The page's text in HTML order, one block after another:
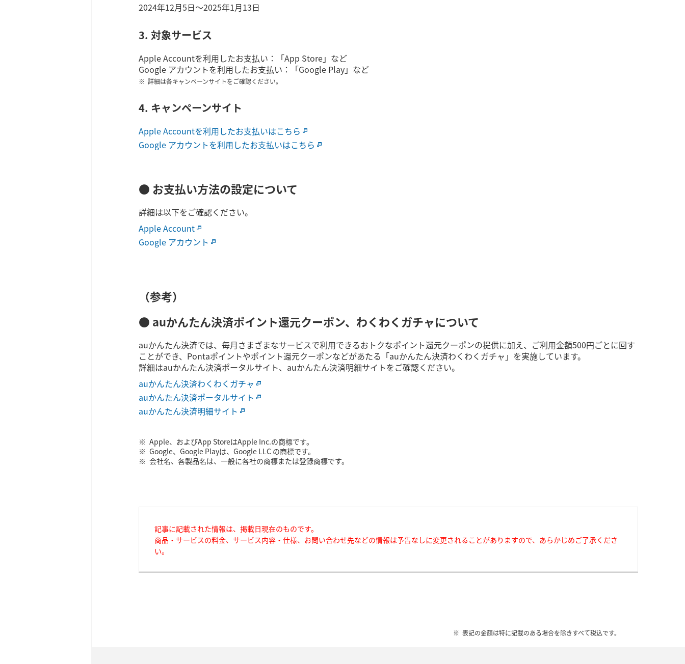
2024年12月5日～2025年1月13日
3. 対象サービス
Apple Accountを利用したお支払い：「App Store」など
Google アカウントを利用したお支払い：「Google Play」など
詳細は各キャンペーンサイトをご確認ください。
4. キャンペーンサイト
Apple Accountを利用したお支払いはこちら
Google アカウントを利用したお支払いはこちら
● お支払い方法の設定について
詳細は以下をご確認ください。
Apple Account
Google アカウント
（参考）
● auかんたん決済ポイント還元クーポン、わくわくガチャについて
auかんたん決済では、毎月さまざまなサービスで利用できるおトクなポイント還元クーポンの提供に加え、ご利用金額500円ごとに回す
ことができ、Pontaポイントやポイント還元クーポンなどがあたる「auかんたん決済わくわくガチャ」を実施しています。
詳細はauかんたん決済ポータルサイト、auかんたん決済明細サイトをご確認ください。
auかんたん決済わくわくガチャ
auかんたん決済ポータルサイト
auかんたん決済明細サイト
Apple、およびApp StoreはApple Inc.の商標です。
Google、Google Playは、Google LLC の商標です。
会社名、各製品名は、一般に各社の商標または登録商標です。
記事に記載された情報は、掲載日現在のものです。
商品・サービスの料金、サービス内容・仕様、お問い合わせ先などの情報は予告なしに変更されることがありますので、あらかじめご了承くださ
い。
表記の金額は特に記載のある場合を除きすべて税込です。